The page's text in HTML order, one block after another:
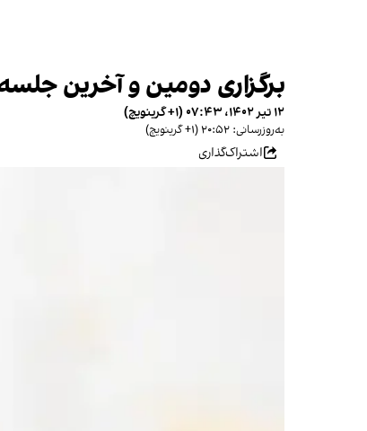
برگزاری دومین و آخرین
۱۲ تیر ۱۴۰۲، ۰۷:۴۳ (‎+۱ گرینویچ)
به‌روزرسانی: ۲۰:۵۲ (‎+۱ گرینویچ)
اشتراک‌گذاری